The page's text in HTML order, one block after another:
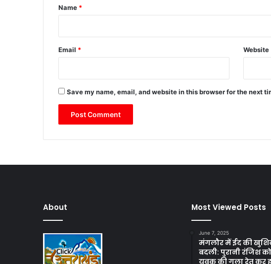
*
Name *
Email * Website
Save my name, email, and website in this browser for the next
About Most Viewed Posts
June 7, 2025
मंगलौर में ईद की
बदली: पुरानी रंजिश
युवक की गला रेत कर